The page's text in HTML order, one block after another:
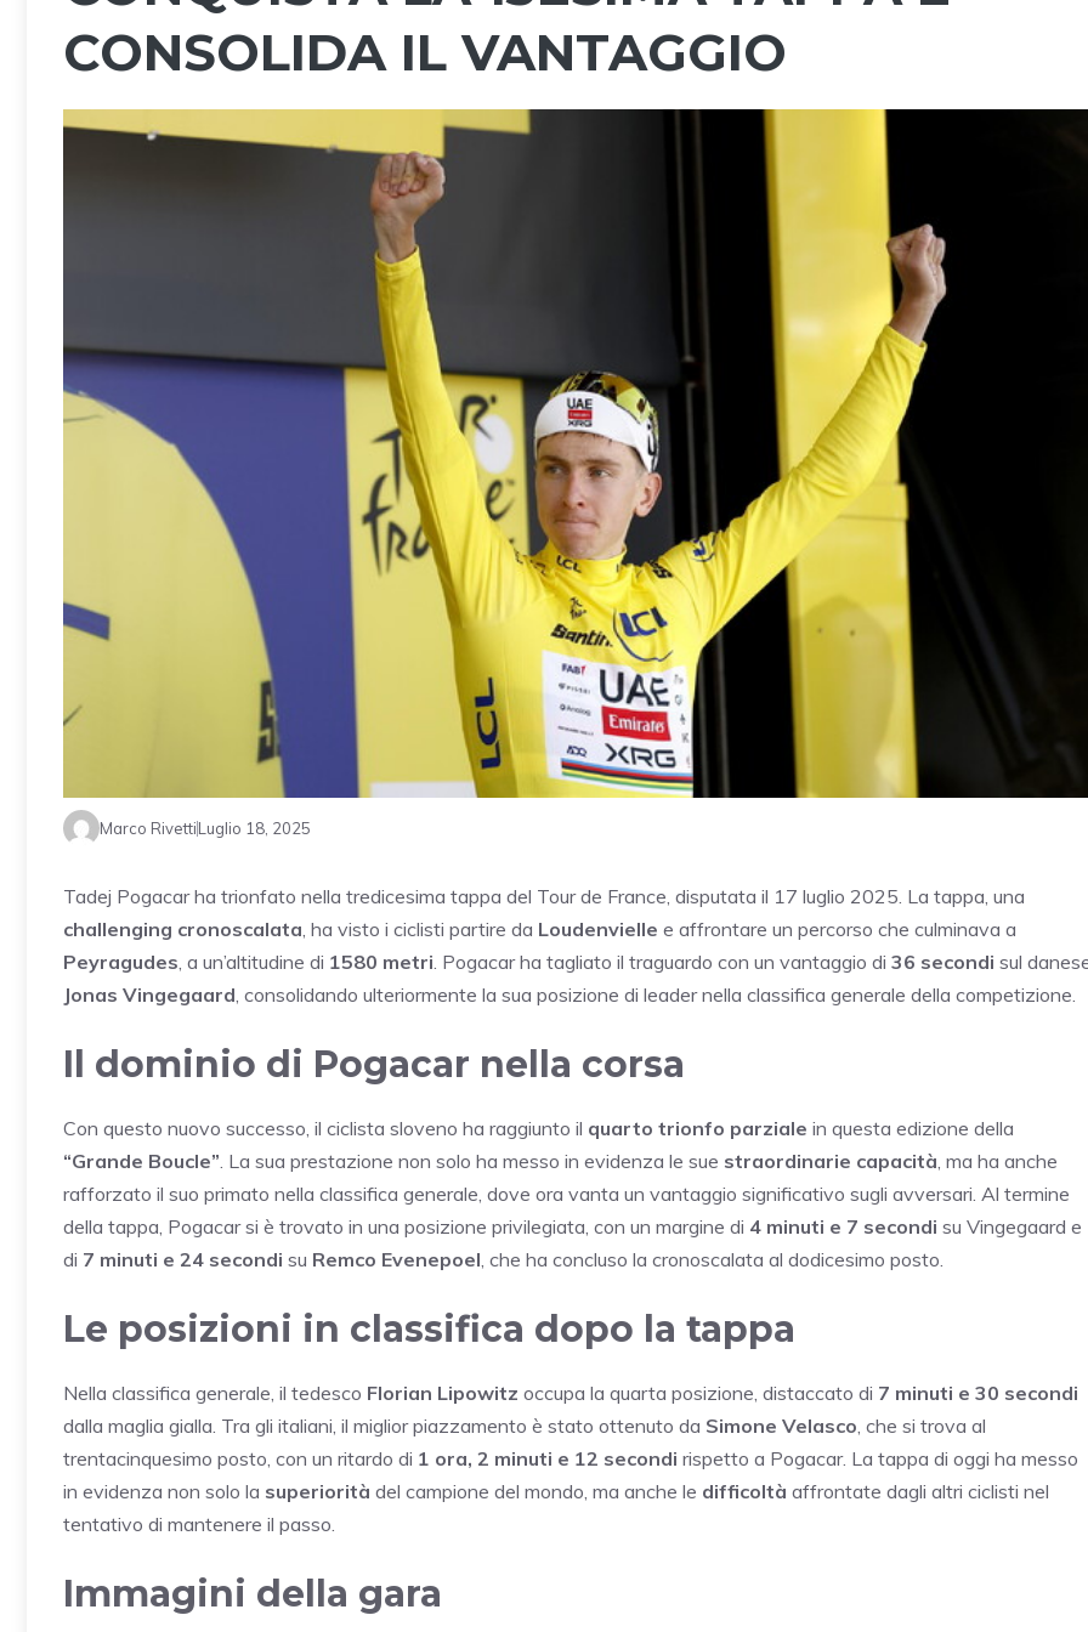
CONSOLIDA IL VANTAGGIO
Marco RivettiLuglio 18, 2025
Tadej Pogacar ha trionfato nella tredicesima tappa del Tour de France, disputata il 17 luglio 2025. La tappa, una
challenging cronoscalata, ha visto i ciclisti partire da Loudenvielle e affrontare un percorso che culminava a
Peyragudes, a un’altitudine di 1580 metri. Pogacar ha tagliato il traguardo con un vantaggio di 36 secondi sul
Jonas Vingegaard, consolidando ulteriormente la sua posizione di leader nella classifica generale della competizione.
Il dominio di Pogacar nella corsa
Con questo nuovo successo, il ciclista sloveno ha raggiunto il quarto trionfo parziale in questa edizione della
“Grande Boucle”. La sua prestazione non solo ha messo in evidenza le sue straordinarie capacità, ma ha anche
rafforzato il suo primato nella classifica generale, dove ora vanta un vantaggio significativo sugli avversari. Al termine
della tappa, Pogacar si è trovato in una posizione privilegiata, con un margine di 4 minuti e 7 secondi su Vingegaard e
di 7 minuti e 24 secondi su Remco Evenepoel, che ha concluso la cronoscalata al dodicesimo posto.
Le posizioni in classifica dopo la tappa
Nella classifica generale, il tedesco Florian Lipowitz occupa la quarta posizione, distaccato di 7 minuti e 30 secondi
dalla maglia gialla. Tra gli italiani, il miglior piazzamento è stato ottenuto da Simone Velasco, che si trova al
trentacinquesimo posto, con un ritardo di 1 ora, 2 minuti e 12 secondi rispetto a Pogacar. La tappa di oggi ha messo
in evidenza non solo la superiorità del campione del mondo, ma anche le difficoltà affrontate dagli altri ciclisti nel
tentativo di mantenere il passo.
Immagini della gara